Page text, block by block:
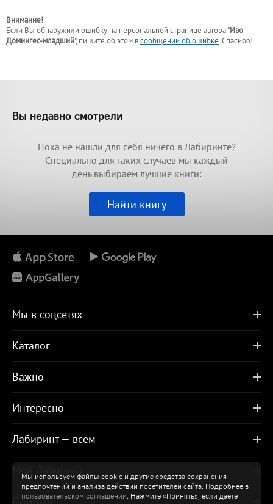
Внимание!
Если Вы обнаружили ошибку на персональной странице автора "Иво
Домингес-младший", пишите об этом всообщении об ошибке. Спасибо!
Мы используем файлы cookie и другие средства сохранения
предпочтений и анализа действий посетителей сайта. Подробнее в
пользовательском соглашении. Нажмите «Принять», если даете
Вы недавно смотрели
Пока не нашли для себя ничего в Лабиринте?
Специально для таких случаев мы каждый
день выбираем лучшие книги:
Найти книгу
Мы в соцсетях
Каталог
Важно
Интересно
Лабиринт — всем